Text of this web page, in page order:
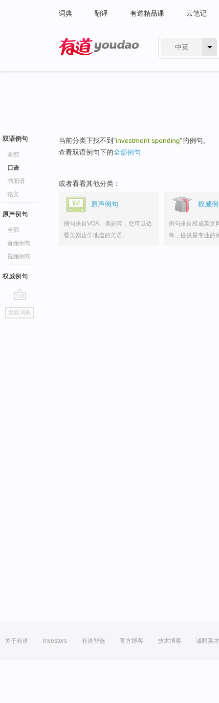
词典 翻译 有道精品课 云笔记
中英
双语例句
全部
口语
书面语
论文
原声例句
全部
音频例句
视频例句
权威例句
go
top
返回词典
当前分类下找不到"investment spending"的例句。
查看双语例句下的全部例句
或者看看其他分类：
原声例句
例句来自VOA、美剧等，您可以边
看美剧边学地道的美语。
权威
例句来自权威英文
等，提供最专业的
关于有道 Investors 有道智选 官方博客 技术博客 诚聘英才